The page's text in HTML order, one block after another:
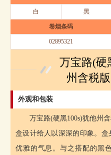
白 黑
卷烟条码
02895321
万宝路(硬
州含税
外观和包装
万宝路(硬黑100s)犹他州
盒设计给人以深深的印象。
优雅的气息。与之搭配的黑